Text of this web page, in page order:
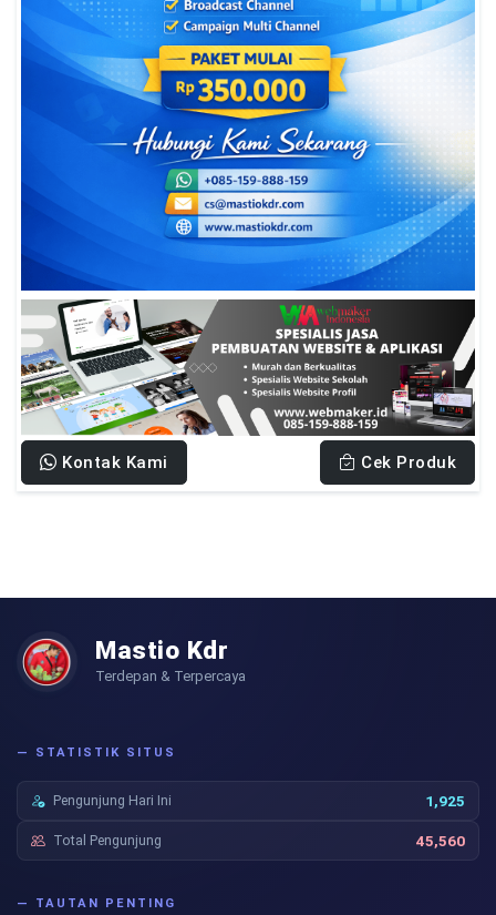
Kontak Kami Cek Produk
Mastio Kdr
Terdepan & Terpercaya
— STATISTIK SITUS
Pengunjung Hari Ini 1,925
Total Pengunjung 45,560
— TAUTAN PENTING